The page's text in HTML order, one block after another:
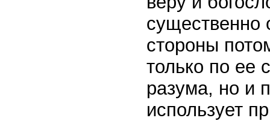
существенно
стороны
только по
разума, но и
использует